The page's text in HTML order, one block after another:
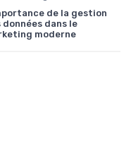
de la gestion
données dans le
moderne